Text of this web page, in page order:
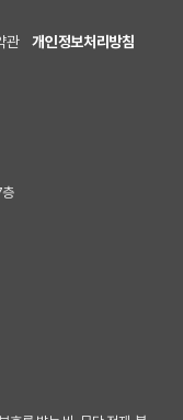
관
개인정보처리방침